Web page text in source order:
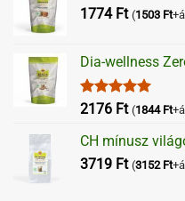
1774 Ft (1503 Ft
Dia-wellness
Értékelés:
2176 Ft (1844 Ft
CH mínusz
3719 Ft (3152 Ft